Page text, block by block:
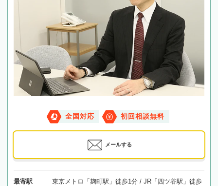
全国対応 初回相談無料
メールする
最寄駅
東京メトロ「麹町駅」徒歩1分 / JR「四ツ谷駅」徒歩